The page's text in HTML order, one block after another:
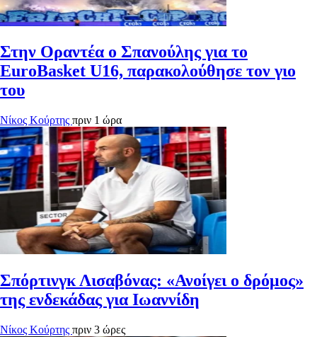
Στην Οραντέα ο Σπανούλης για το
EuroBasket U16, παρακολούθησε τον γιο
του
Νίκος Κούρτης πριν 1 ώρα
Σπόρτινγκ Λισαβόνας: «Ανοίγει ο δρόμος»
της ενδεκάδας για Ιωαννίδη
Νίκος Κούρτης πριν 3 ώρες